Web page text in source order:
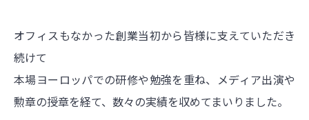
オフィスもなかった創業当初から皆様に支えていただき
続けて
本場ヨーロッパでの研修や勉強を重ね、メディア出演や
勲章の授章を経て、数々の実績を収めてまいりました。